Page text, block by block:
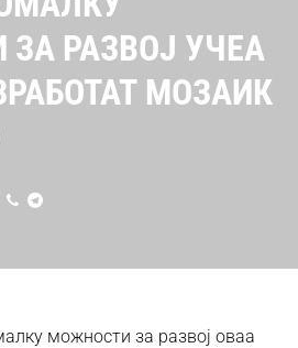
РАЗВОЈ УЧЕА
МОЗАИК
можности за развој оваа